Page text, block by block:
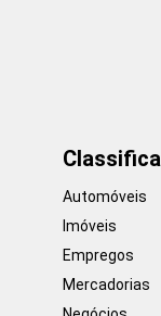
Automóveis
Imóveis
Empregos
Mercadorias